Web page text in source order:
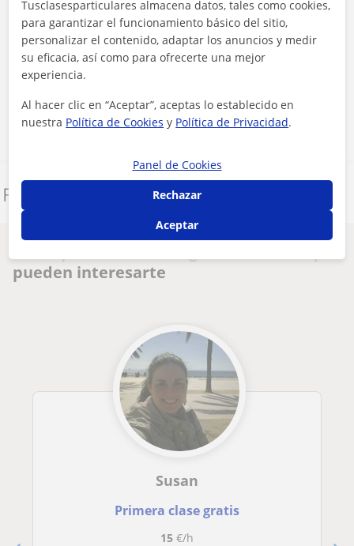
Al hacer clic, aceptas nuestroaviso legaly deprivacidad
Contactar ahora
pueden interesarte
Susan
Primera clase gratis
15€/h
Tusclasesparticulares almacena datos, tales como cookies,
para garantizar el funcionamiento básico del sitio,
personalizar el contenido, adaptar los anuncios y medir
su eficacia, así como para ofrecerte una mejor
experiencia.
Al hacer clic en “Aceptar”, aceptas lo establecido en
nuestra Política de Cookies y Política de Privacidad.
Panel de Cookies
Rechazar
Aceptar